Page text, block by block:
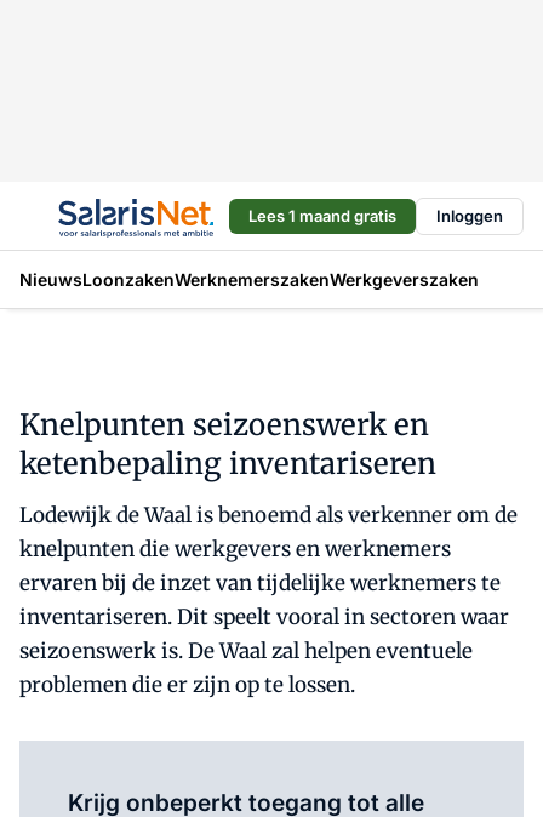
Lees 1 maand gratis Inloggen
NieuwsLoonzakenWerknemerszakenWerkgeverszaken
Knelpunten seizoenswerk en
ketenbepaling inventariseren
Lodewijk de Waal is benoemd als verkenner om de
knelpunten die werkgevers en werknemers
ervaren bij de inzet van tijdelijke werknemers te
inventariseren. Dit speelt vooral in sectoren waar
seizoenswerk is. De Waal zal helpen eventuele
problemen die er zijn op te lossen.
Krijg onbeperkt toegang tot alle